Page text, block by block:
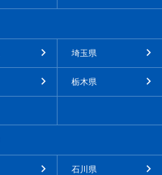
埼玉県
栃木県
石川県